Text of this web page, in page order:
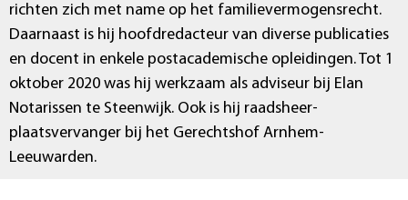
richten zich met name op het familievermogensrecht.
Daarnaast is hij hoofdredacteur van diverse publicaties
en docent in enkele postacademische opleidingen. Tot 1
oktober 2020 was hij werkzaam als adviseur bij Elan
Notarissen te Steenwijk. Ook is hij raadsheer-
plaatsvervanger bij het Gerechtshof Arnhem-
Leeuwarden.